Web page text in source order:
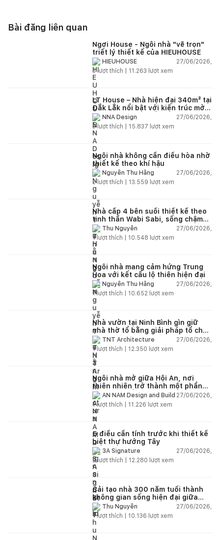
Bài đăng liên quan
Ngơi House - Ngôi nhà "vẽ trọn"
triết lý thiết kế của HIEUHOUSE
HIEUHOUSE
27/06/2026,
3lượt thích | 11.263 lượt xem
LT House – Nhà hiện đại 340m² tại
Đắk Lắk nổi bật với kiến trúc mở
và hệ sân vườn kết nối thiên
nhiên
NNA Design
27/06/2026,
3lượt thích | 15.837 lượt xem
Ngôi nhà không cần điều hòa nhờ
thiết kế theo khí hậu
Nguyễn Thu Hằng
27/06/2026,
2lượt thích | 13.559 lượt xem
Nhà cấp 4 bên suối thiết kế theo
tinh thần Wabi Sabi, sống chậm
giữa thiên nhiên
Thu Nguyễn
27/06/2026,
1lượt thích | 10.548 lượt xem
Ngôi nhà mang cảm hứng Trung
Hoa với kết cấu lộ thiên hiện đại
Nguyễn Thu Hằng
27/06/2026,
1lượt thích | 10.652 lượt xem
Nhà vườn tại Ninh Bình gìn giữ
nhà thờ tổ bằng giải pháp tổ chức
lại không gian
TNT Architecture
27/06/2026,
1lượt thích | 12.350 lượt xem
Ngôi nhà mở giữa Hội An, nơi
thiên nhiên trở thành một phần
của cuộc sống
AN NAM Design and Build 27/06/2026,
1lượt thích | 11.226 lượt xem
5 điều cần tính trước khi thiết kế
biệt thự hướng Tây
3A Signature
27/06/2026,
2lượt thích | 12.280 lượt xem
Cải tạo nhà 300 năm tuổi thành
không gian sống hiện đại giữa
thiên nhiên
Thu Nguyễn
27/06/2026,
1lượt thích | 10.136 lượt xem